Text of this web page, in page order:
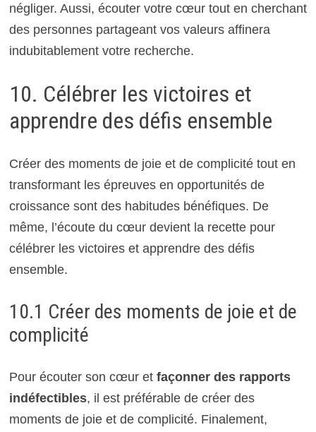
négliger. Aussi, écouter votre cœur tout en cherchant
des personnes partageant vos valeurs affinera
indubitablement votre recherche.
10. Célébrer les victoires et
apprendre des défis ensemble
Créer des moments de joie et de complicité tout en
transformant les épreuves en opportunités de
croissance sont des habitudes bénéfiques. De
même, l’écoute du cœur devient la recette pour
célébrer les victoires et apprendre des défis
ensemble.
10.1 Créer des moments de joie et de
complicité
Pour écouter son cœur et façonner des rapports
indéfectibles, il est préférable de créer des
moments de joie et de complicité. Finalement,